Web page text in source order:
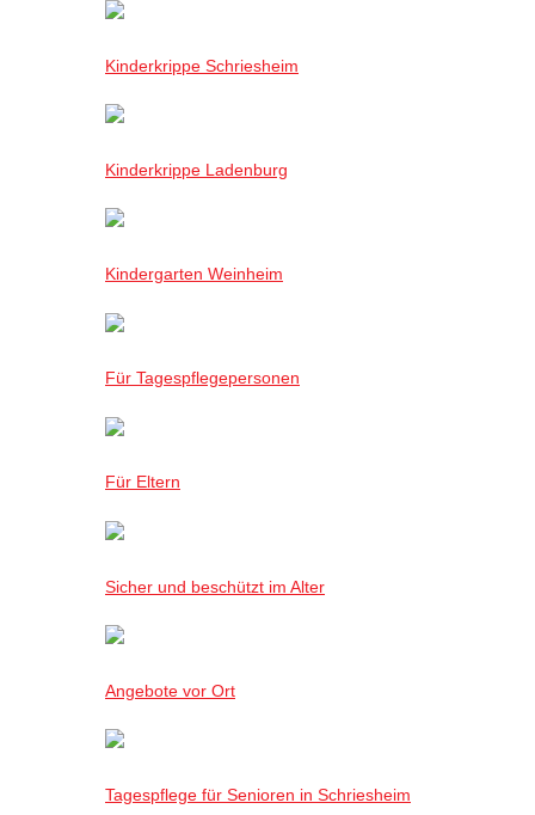
Kinderkrippe Schriesheim
Kinderkrippe Ladenburg
Kindergarten Weinheim
Für Tagespflegepersonen
Für Eltern
Sicher und beschützt im Alter
Angebote vor Ort
Tagespflege für Senioren in Schriesheim